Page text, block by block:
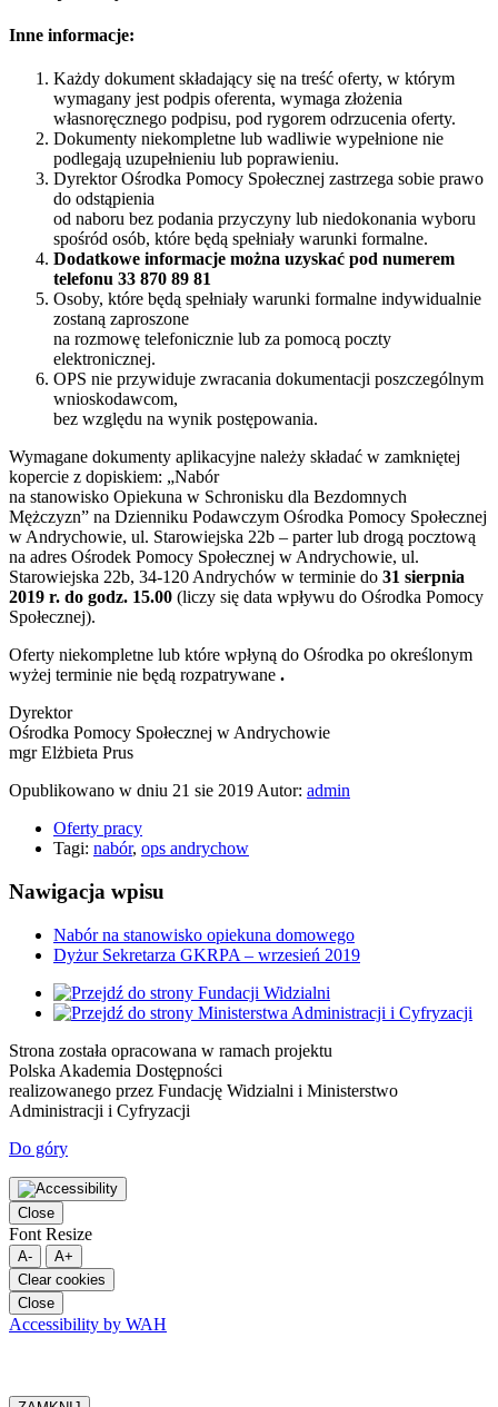
Inne informacje:
Każdy dokument składający się na treść oferty, w którym
wymagany jest podpis oferenta, wymaga złożenia
własnoręcznego podpisu, pod rygorem odrzucenia oferty.
Dokumenty niekompletne lub wadliwie wypełnione nie
podlegają uzupełnieniu lub poprawieniu.
Dyrektor Ośrodka Pomocy Społecznej zastrzega sobie prawo
do odstąpienia
od naboru bez podania przyczyny lub niedokonania wyboru
spośród osób, które będą spełniały warunki formalne.
Dodatkowe informacje można uzyskać pod numerem
telefonu 33 870 89 81
Osoby, które będą spełniały warunki formalne indywidualnie
zostaną zaproszone
na rozmowę telefonicznie lub za pomocą poczty
elektronicznej.
OPS nie przywiduje zwracania dokumentacji poszczególnym
wnioskodawcom,
bez względu na wynik postępowania.
Wymagane dokumenty aplikacyjne należy składać w zamkniętej
kopercie z dopiskiem: „Nabór
na stanowisko Opiekuna w Schronisku dla Bezdomnych
Mężczyzn” na Dzienniku Podawczym Ośrodka Pomocy Społecznej
w Andrychowie, ul. Starowiejska 22b – parter lub drogą pocztową
na adres Ośrodek Pomocy Społecznej w Andrychowie, ul.
Starowiejska 22b, 34-120 Andrychów w terminie do 31 sierpnia
2019 r. do godz. 15.00 (liczy się data wpływu do Ośrodka Pomocy
Społecznej).
Oferty niekompletne lub które wpłyną do Ośrodka po określonym
wyżej terminie nie będą rozpatrywane .
Dyrektor
Ośrodka Pomocy Społecznej w Andrychowie
mgr Elżbieta Prus
Opublikowano w dniu 21 sie 2019 Autor: admin
Oferty pracy
Tagi: nabór, ops andrychow
Nawigacja wpisu
Nabór na stanowisko opiekuna domowego
Dyżur Sekretarza GKRPA – wrzesień 2019
Strona została opracowana w ramach projektu
Polska Akademia Dostępności
realizowanego przez Fundację Widzialni i Ministerstwo
Administracji i Cyfryzacji
Do góry
Close
Font Resize
A-
A+
Clear cookies
Close
Accessibility by WAH